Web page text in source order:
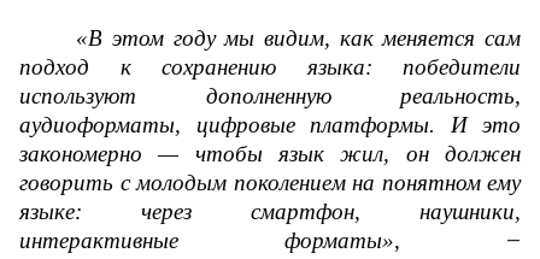
«В этом году мы видим, как меняется сам
подход к сохранению языка: победители
используют дополненную реальность,
аудиоформаты, цифровые платформы. И это
закономерно — чтобы язык жил, он должен
говорить с молодым поколением на понятном ему
языке: через смартфон, наушники,
интерактивные форматы», —